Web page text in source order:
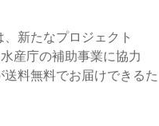
新たなプロジェクト
産庁の補助事業に協力
料無料でお届けできるた